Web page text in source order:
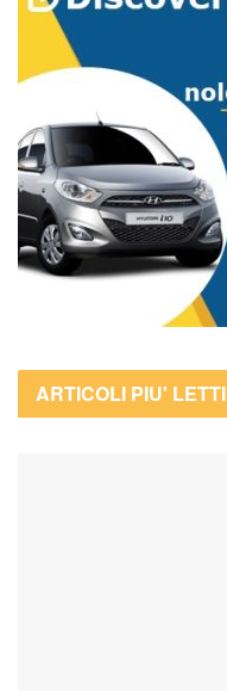
ARTICOLI PIU' LETTI